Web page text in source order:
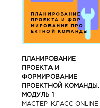
ПЛАНИРОВАНИЕ
ПРОЕКТА И
ФОРМИРОВАНИЕ
ПРОЕКТНОЙ КОМАНДЫ.
МОДУЛЬ 1
МАСТЕР-КЛАСС ONLINE